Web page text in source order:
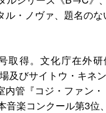
・ノヴァ、題名のな
取得。文化庁在外
及びサイトウ・キネ
内管『コジ・ファン
音楽コンクール第3